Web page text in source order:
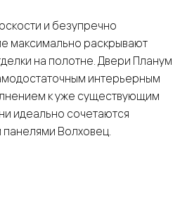
и безупречно
максимально раскрывают
на полотне. Двери Планум
интерьерным
к уже существующим
идеально сочетаются
панелями Волховец.